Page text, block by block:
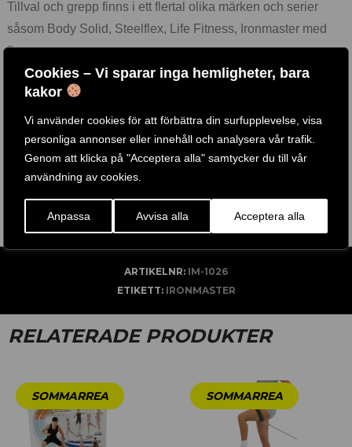
Cookies – Vi sparar inga hemligheter, bara
kakor
Vi använder cookies för att förbättra din surfupplevelse, visa
personliga annonser eller innehåll och analysera vår trafik.
Genom att klicka på "Acceptera alla" samtycker du till vår
användning av cookies.
Anpassa Avvisa alla Acceptera alla
Tillval och grepp finns i ett flertal olika märken och serier
såsom Body Solid, Steelflex, Life Fitness, Ironmaster med
flera.
Vi erbjuder de mest prisvärda och användarvänligaste
tillbehören på marknaden och för att tillgodose de högt
ställda kraven från tusentals gym och hemmagym runt om i
världen.
Flera av våra träningsredskap finns att testa i vår fysiks butik
i Göteborg, Välkomna!
ARTIKELNR: IM-1026
ETIKETT: IRONMASTER
RELATERADE PRODUKTER